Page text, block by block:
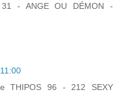
- ANGE OU DÉMON -
THIPOS 96 - 212 SEXY